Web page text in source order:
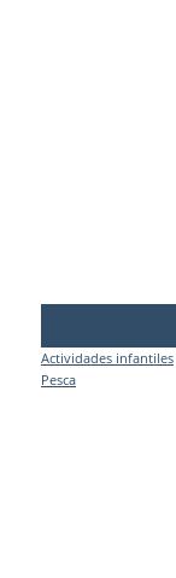
Actividades infantiles
Pesca